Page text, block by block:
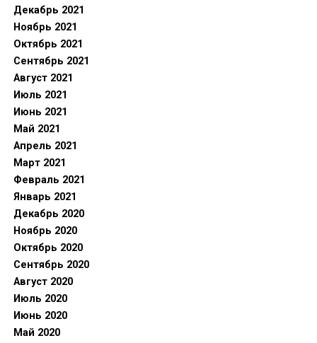
Декабрь 2021
Ноябрь 2021
Октябрь 2021
Сентябрь 2021
Август 2021
Июль 2021
Июнь 2021
Май 2021
Апрель 2021
Март 2021
Февраль 2021
Январь 2021
Декабрь 2020
Ноябрь 2020
Октябрь 2020
Сентябрь 2020
Август 2020
Июль 2020
Июнь 2020
Май 2020